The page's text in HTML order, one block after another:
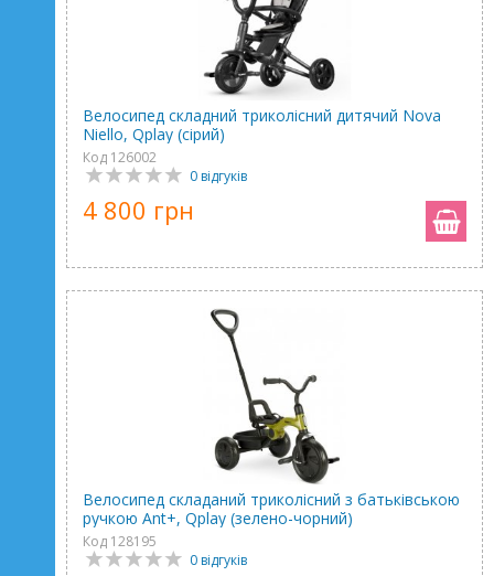
Велосипед складний триколісний дитячий Nova
Niello, Qplay (сірий)
Код 126002
0 відгуків
4 800 грн
Велосипед складаний триколісний з батьківською
ручкою Ant+, Qplay (зелено-чорний)
Код 128195
0 відгуків